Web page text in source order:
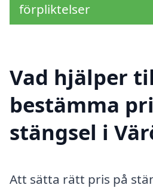
förpliktelser
Vad hjälper
bestämma
stängsel i
Att sätta rätt pris på